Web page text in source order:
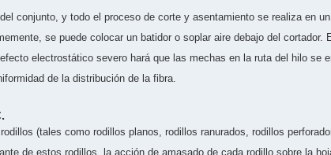
conjunto, y todo el proceso de corte y asentamiento se realiza en
se puede colocar un batidor o soplar aire debajo del
electrostático severo hará que las mechas en la ruta del hilo se
de la distribución de la fibra.
(tales como rodillos planos, rodillos ranurados, rodillos
de estos rodillos, la acción de amasado de cada rodillo sobre la